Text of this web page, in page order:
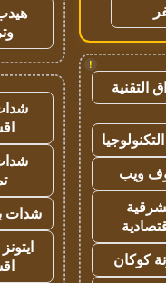
!
التقنية
ويب
كوكان
شدات